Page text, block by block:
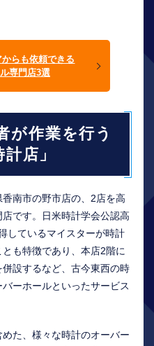
からも依頼できる
専門店3選
が作業を行う
計店」
南市の野市店の、2店を高
です。日米時計学会公認高
しているマイスターが時計
も特徴であり、本店2階に
設するなど、古今東西の時
ーホールといったサービス
た、様々な時計のオーバー